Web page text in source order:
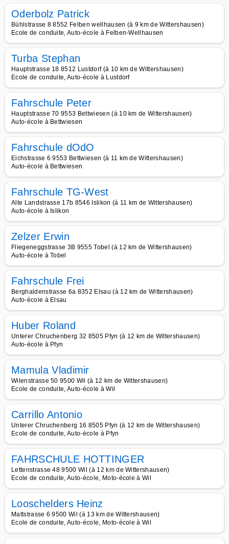
Oderbolz Patrick
Bühlstrasse 8 8552 Felben wellhausen (à 9 km de Wittershausen)
Ecole de conduite, Auto-école à Felben-Wellhausen
Turba Stephan
Hauptstrasse 18 8512 Lustdorf (à 10 km de Wittershausen)
Ecole de conduite, Auto-école à Lustdorf
Fahrschule Peter
Hauptstrasse 70 9553 Bettwiesen (à 10 km de Wittershausen)
Auto-école à Bettwiesen
Fahrschule dOdO
Eichstrasse 6 9553 Bettwiesen (à 11 km de Wittershausen)
Auto-école à Bettwiesen
Fahrschule TG-West
Alte Landstrasse 17b 8546 Islikon (à 11 km de Wittershausen)
Auto-école à Islikon
Zelzer Erwin
Fliegeneggstrasse 3B 9555 Tobel (à 12 km de Wittershausen)
Auto-école à Tobel
Fahrschule Frei
Berghaldenstrasse 6a 8352 Elsau (à 12 km de Wittershausen)
Auto-école à Elsau
Huber Roland
Unterer Chruchenberg 32 8505 Pfyn (à 12 km de Wittershausen)
Auto-école à Pfyn
Mamula Vladimir
Wilenstrasse 50 9500 Wil (à 12 km de Wittershausen)
Ecole de conduite, Auto-école à Wil
Carrillo Antonio
Unterer Chruchenberg 16 8505 Pfyn (à 12 km de Wittershausen)
Ecole de conduite, Auto-école à Pfyn
FAHRSCHULE HOTTINGER
Lettenstrasse 48 9500 Wil (à 12 km de Wittershausen)
Ecole de conduite, Auto-école, Moto-école à Wil
Looschelders Heinz
Mattstrasse 6 9500 Wil (à 13 km de Wittershausen)
Ecole de conduite, Auto-école, Moto-école à Wil